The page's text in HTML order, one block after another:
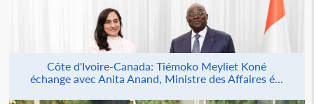
Côte d'Ivoire-Canada: Tiémoko Meyliet Koné
échange avec Anita Anand, Ministre des Affaires é...